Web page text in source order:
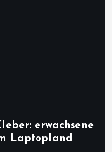
erwachsene
Laptopland